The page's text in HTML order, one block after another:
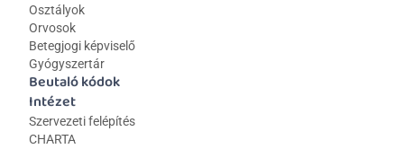
Osztályok
Orvosok
Betegjogi képviselő
Gyógyszertár
Beutaló kódok
Intézet
Szervezeti felépítés
CHARTA